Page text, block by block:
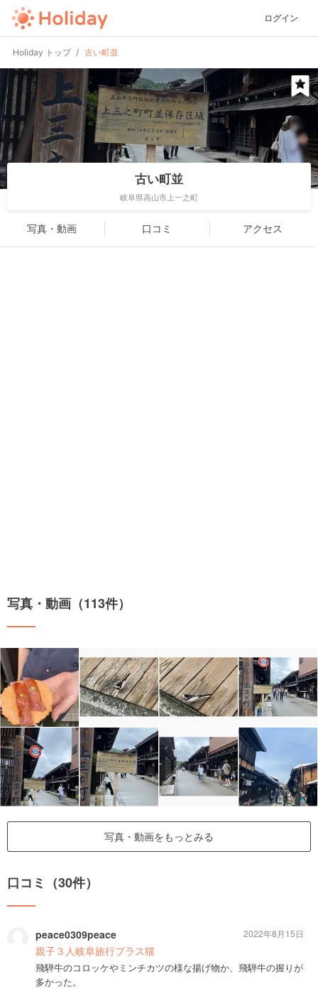
ログイン
Holiday トップ 古い町並
古い町並
岐阜県高山市上一之町
写真・動画 口コミ アクセス
写真・動画（113件）
写真・動画をもっとみる
口コミ（30件）
peace0309peace
親子３人岐阜旅行プラス猫
飛騨牛のコロッケやミンチカツの様な揚げ物か、飛騨牛の握りが
多かった。
2022年8月15日